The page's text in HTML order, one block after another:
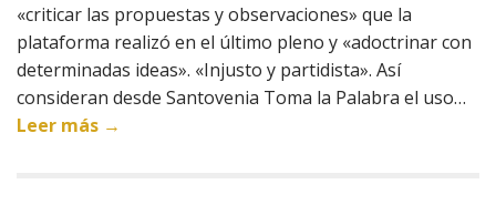
«criticar las propuestas y observaciones» que la
plataforma realizó en el último pleno y «adoctrinar con
determinadas ideas». «Injusto y partidista». Así
consideran desde Santovenia Toma la Palabra el uso…
Leer más →